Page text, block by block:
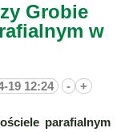
Grobie
w
19 12:24 - +
parafialnym